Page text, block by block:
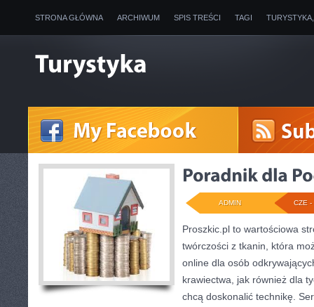
STRONA GŁÓWNA ARCHIWUM SPIS TREŚCI TAGI
CZE -
ADMIN
Proszkic.pl to wartościowa
twórczości z tkanin, która
online dla osób
krawiectwa, jak również dla
chcą doskonalić technikę.